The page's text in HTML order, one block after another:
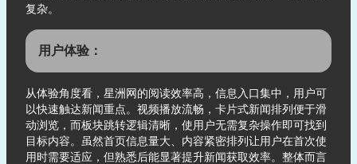
复杂。
用户体验：
从体验角度看，星洲网的阅读效率高，信息入口集中，用户可
以快速触达新闻重点。视频播放流畅，卡片式新闻排列便于滑
动浏览，而板块跳转逻辑清晰，使用户无需复杂操作即可找到
目标内容。虽然首页信息量大、内容紧密排列让用户在首次使
用时需要适应，但熟悉后能显著提升新闻获取效率。整体而言